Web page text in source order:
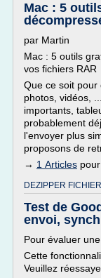
Mac : 5
par Martin
Mac : 5 outils
vos fichiers RAR
Que ce soit
photos, vidéos,
importants,
probablement
l'envoyer plus
proposons de
→ 1 Articles
DEZIPPER
Test de
envoi,
Pour évaluer
Cette
Veuillez